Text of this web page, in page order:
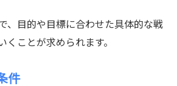
、目的や目標に合わせた具体的な戦
くことが求められます。
件